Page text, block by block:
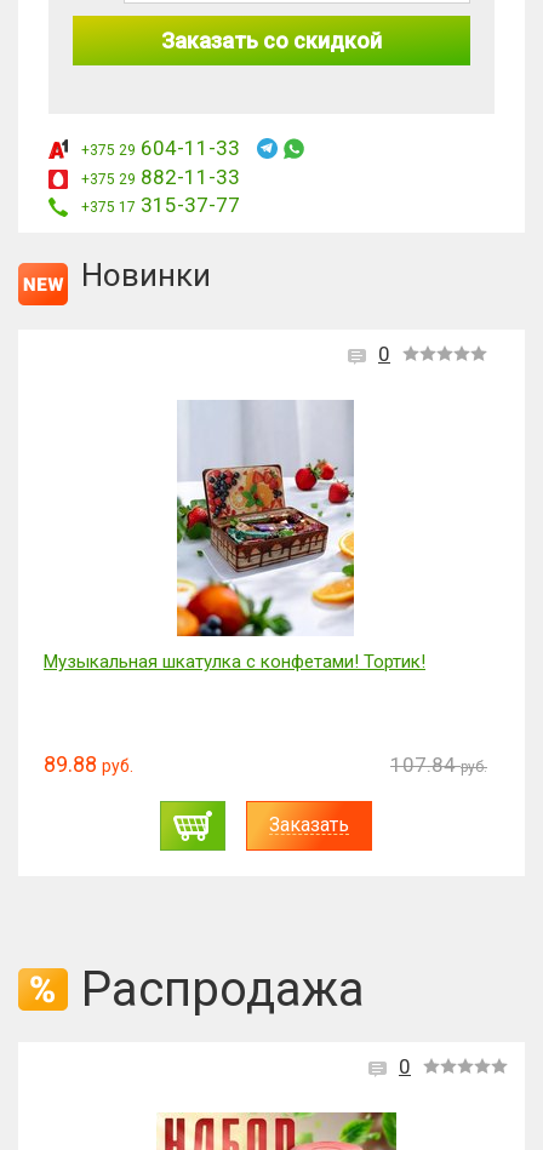
Заказать со скидкой
+375 29 604-11-33
+375 29 882-11-33
+375 17 315-37-77
Новинки
0
Музыкальная шкатулка с конфетами! Тортик!
89.88 руб. 107.84 руб.
Заказать
Распродажа
0